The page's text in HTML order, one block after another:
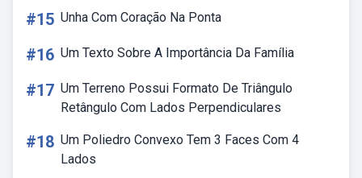
#15 Unha Com Coração Na Ponta
#16 Um Texto Sobre A Importância Da Família
#17 Um Terreno Possui Formato De Triângulo
Retângulo Com Lados Perpendiculares
#18 Um Poliedro Convexo Tem 3 Faces Com 4
Lados